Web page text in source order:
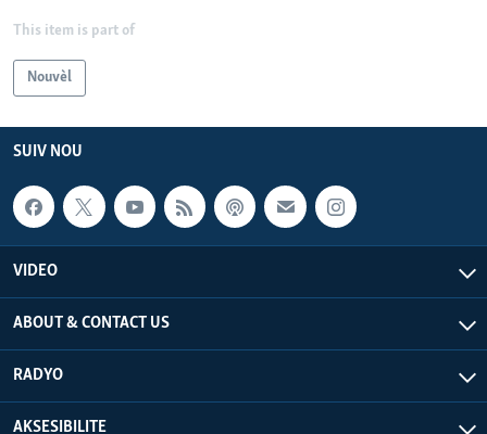
This item is part of
Nouvèl
SUIV NOU
VIDEO
ABOUT & CONTACT US
RADYO
AKSESIBILITE